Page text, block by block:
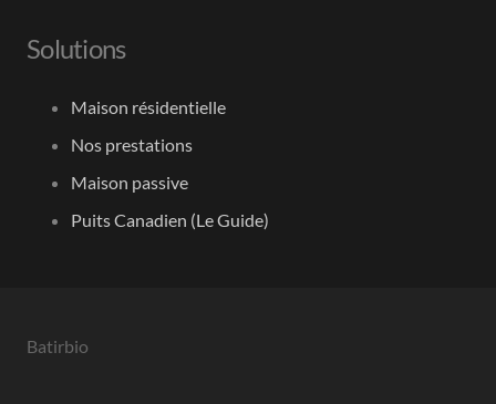
Solutions
Maison résidentielle
Nos prestations
Maison passive
Puits Canadien (Le Guide)
Batirbio